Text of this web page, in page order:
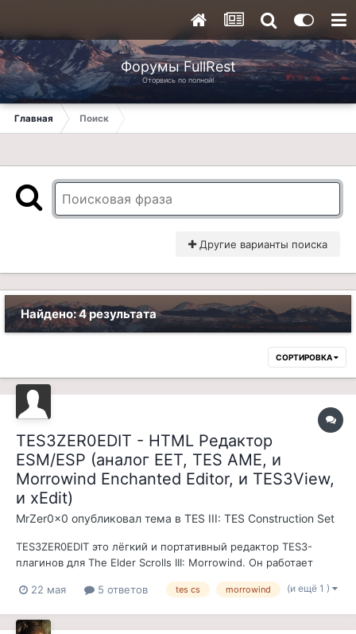
Форумы FullRest
Оторвись по полной!
Главная Поиск
Другие варианты поиска
Найдено: 4 результата
СОРТИРОВКА
TES3ZER0EDIT - HTML Редактор
ESM/ESP (аналог EET, ТЕS АМЕ, и
Morrowind Enchanted Editor, и TES3View,
и xEdit)
MrZer0x0 опубликовал тема в TES III: TES Construction Set
TES3ZER0EDIT это лёгкий и портативный редактор TES3-
плагинов для The Elder Scrolls III: Morrowind. Он работает
файл. Ничего устанавливать не нужно. Просто открываете
записями. Ре...
22 мая 5 ответов tes cs morrowind (и ещё 1 )